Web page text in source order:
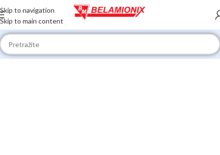
Skip to navigation
Skip to main content